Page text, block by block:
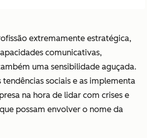
extremamente estratégica,
comunicativas,
uma sensibilidade aguçada.
tendências sociais e as implementa
na hora de lidar com crises e
possam envolver o nome da